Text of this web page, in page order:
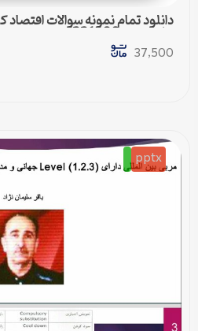
دانلود تمام نمونه سوالات
پیام نور کد 1221006
37,500
pptx